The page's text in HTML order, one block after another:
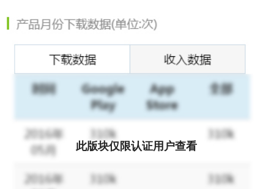
※暢快格鬥，熱血K.O.！
輕鬆操作無鎖定PK，開啟手機格鬥盛宴！
戰鬥技能隨意組合，爽快連擊輕鬆掌握！
※聖獸夥伴，協同作戰！
上古聖獸狂猛來襲，任意降服所向披靡！
獨創靈獸技能，配合武將特技，殺遍全場！
醒掌天下權，醉臥美人膝！
此版块仅限认证用户查看